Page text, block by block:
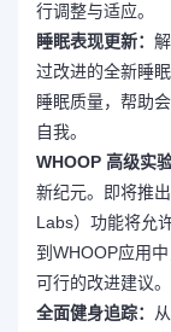
行调整与适应。
睡眠表现更新：
过改进的全新睡
睡眠质量，帮助
自我。
WHOOP 高级实验
新纪元。即将推
Labs）功能将允
到WHOOP应用
可行的改进建议。
全面健身追踪：